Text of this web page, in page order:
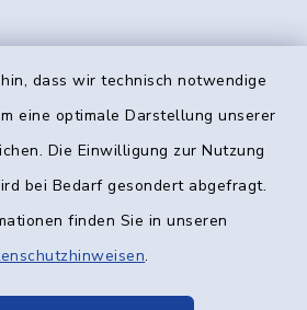
dass wir technisch notwendige
eine optimale Darstellung unserer
Die Einwilligung zur Nutzung
bei Bedarf gesondert abgefragt.
finden Sie in unseren
.
Kontakt
Datenschutz